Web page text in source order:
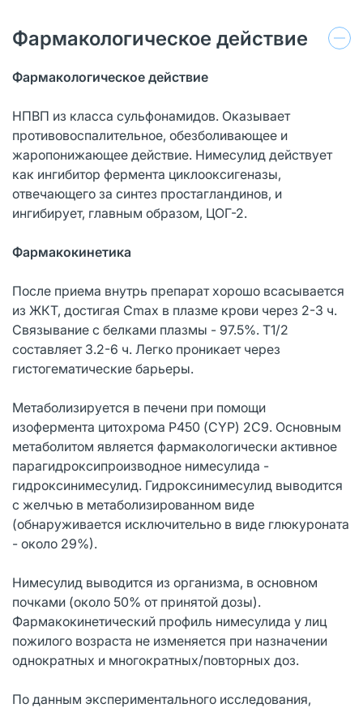
Фармакологическое действие
Фармакологическое действие
НПВП из класса сульфонамидов. Оказывает
противовоспалительное, обезболивающее и
жаропонижающее действие. Нимесулид действует
как ингибитор фермента циклооксигеназы,
отвечающего за синтез простагландинов, и
ингибирует, главным образом, ЦОГ-2.
Фармакокинетика
После приема внутрь препарат хорошо всасывается
из ЖКТ, достигая Cmax в плазме крови через 2-3 ч.
Связывание с белками плазмы - 97.5%. T1/2
составляет 3.2-6 ч. Легко проникает через
гистогематические барьеры.
Метаболизируется в печени при помощи
изофермента цитохрома Р450 (CYP) 2С9. Основным
метаболитом является фармакологически активное
парагидроксипроизводное нимесулида -
гидроксинимесулид. Гидроксинимесулид выводится
с желчью в метаболизированном виде
(обнаруживается исключительно в виде глюкуроната
- около 29%).
Нимесулид выводится из организма, в основном
почками (около 50% от принятой дозы).
Фармакокинетический профиль нимесулида у лиц
пожилого возраста не изменяется при назначении
однократных и многократных/повторных доз.
По данным экспериментального исследования,